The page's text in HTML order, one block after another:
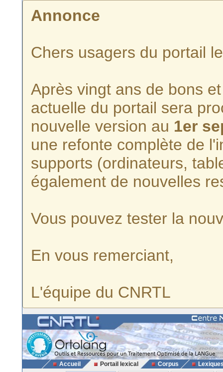
Annonce
Chers usagers du portail
Après vingt ans de bons
actuelle du portail sera
nouvelle version au 1er
une refonte complète de
supports (ordinateurs,
également de nouvelles
Vous pouvez tester la
En vous remerciant,
L'équipe du CNRTL
Accueil Portail lexical Corpus